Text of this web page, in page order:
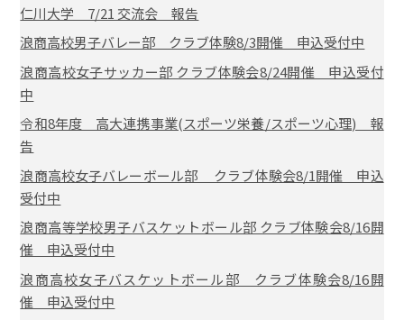
仁川大学 7/21 交流会 報告
浪商高校男子バレー部 クラブ体験8/3開催 申込受付中
浪商高校女子サッカー部 クラブ体験会8/24開催 申込受付
中
令和8年度 高大連携事業(スポーツ栄養/スポーツ心理) 報
告
浪商高校女子バレーボール部 クラブ体験会8/1開催 申込
受付中
浪商高等学校男子バスケットボール部 クラブ体験会8/16開
催 申込受付中
浪商高校女子バスケットボール部 クラブ体験会8/16開
催 申込受付中